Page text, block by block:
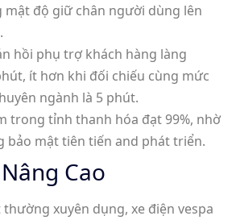
mật độ giữ chân người dùng lên
hồi phụ trợ khách hàng làng
ít hơn khi đối chiếu cùng mức
ngành là 5 phút.
trong tỉnh thanh hóa đạt 99%, nhờ
bảo mật tiên tiến and phát triển.
Cao
xuyên dụng, xe điện vespa